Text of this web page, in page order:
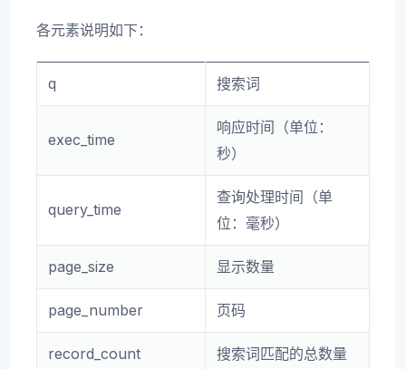
各元素说明如下：
q 搜索词
exec_time
响应时间（单位：
秒）
query_time
查询处理时间（单
位：毫秒）
page_size 显示数量
page_number 页码
record_count 搜索词匹配的总数量